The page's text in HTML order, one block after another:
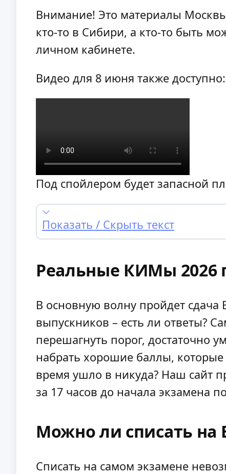
Внимание! Это материалы
кто-то в Сибири, а кто-то быть
личном кабинете.
Видео для 8 июня также доступно:
Под спойлером будет запасной
Показать / Скрыть текст
Реальные КИМы 2026
В основную волну пройдет
выпускников – есть ли ответы?
перешагнуть порог, достаточно
набрать хорошие баллы, которые
время ушло в никуда? Наш сайт
за 17 часов до начала экзамена
Можно ли списать на
Списать на самом экзамене